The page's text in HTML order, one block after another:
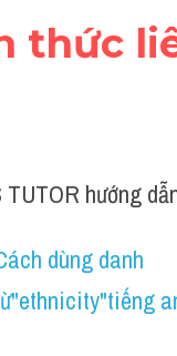
thức
TUTOR hướng
dùng danh